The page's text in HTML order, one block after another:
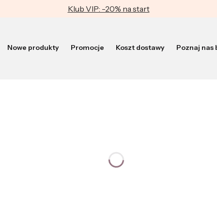
Klub VIP: -20% na start
Nowe produkty Promocje Koszt dostawy Poznaj nas